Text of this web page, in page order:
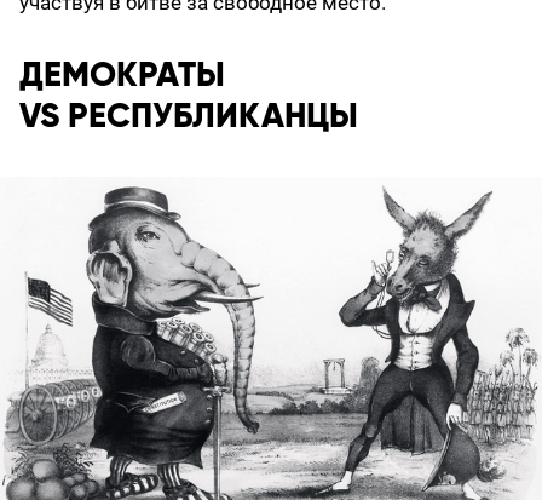
ДЕМОКРАТЫ
VS РЕСПУБЛИКАНЦЫ